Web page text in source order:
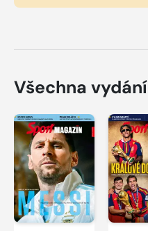
Všechna vydání